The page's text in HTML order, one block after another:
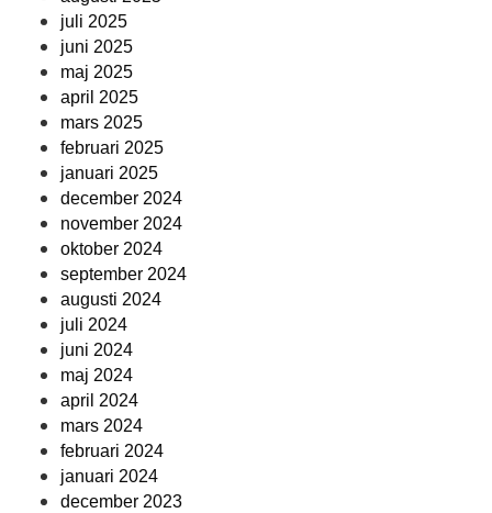
juli 2025
juni 2025
maj 2025
april 2025
mars 2025
februari 2025
januari 2025
december 2024
november 2024
oktober 2024
september 2024
augusti 2024
juli 2024
juni 2024
maj 2024
april 2024
mars 2024
februari 2024
januari 2024
december 2023